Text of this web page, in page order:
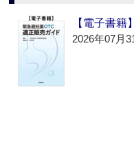
【電子書
2026年07月